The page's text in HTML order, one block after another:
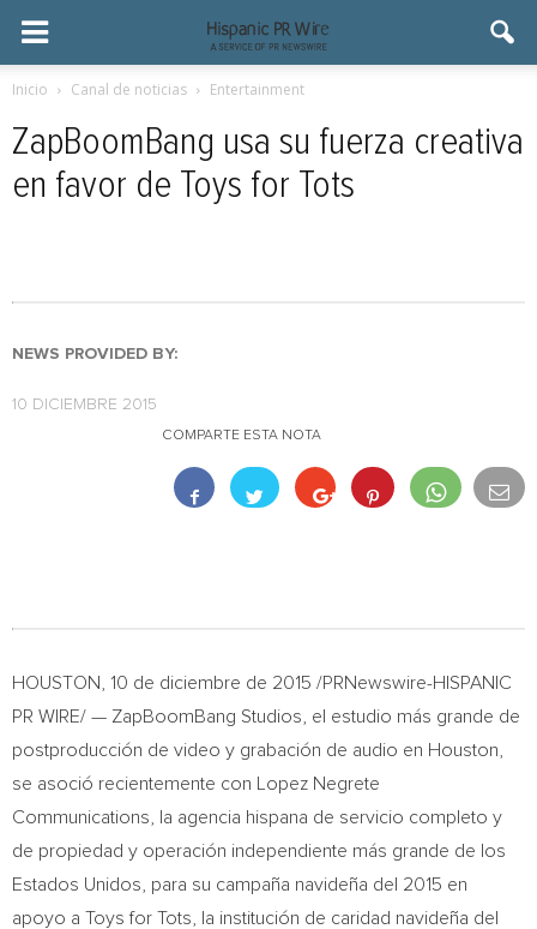
Inicio Canal de noticias Entertainment
ZapBoomBang usa su fuerza creativa
en favor de Toys for Tots
NEWS PROVIDED BY:
10 DICIEMBRE 2015
COMPARTE ESTA NOTA
HOUSTON
, 10 de diciembre de 2015 /PRNewswire-HISPANIC
PR WIRE/ — ZapBoomBang Studios, el estudio más grande de
postproducción de video y grabación de audio en Houston
se asoció recientemente con Lopez Negrete
Communications, la agencia hispana de servicio completo y
de propiedad y operación independiente más grande de los
Estados Unidos, para su campaña navideña del 2015 en
apoyo a Toys for Tots, la institución de caridad navideña del